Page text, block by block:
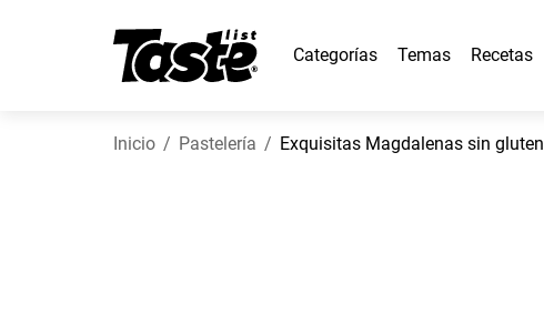
Categorías Temas Recetas
Inicio Pastelería Exquisitas Magdalenas sin gluten